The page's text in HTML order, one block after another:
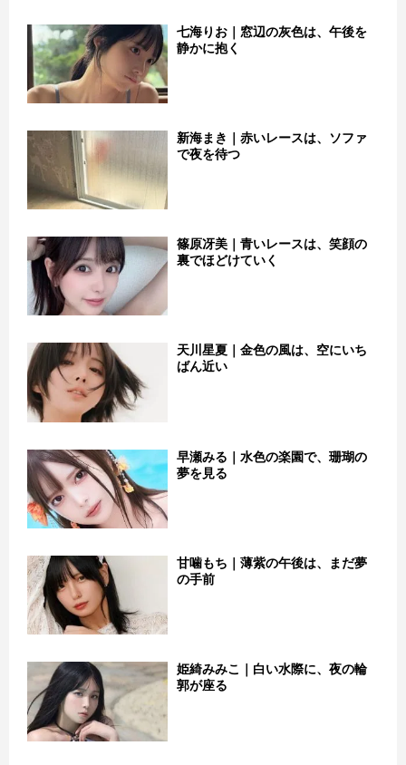
七海りお｜窓辺の灰色は、午後を
静かに抱く
新海まき｜赤いレースは、ソファ
で夜を待つ
篠原冴美｜青いレースは、笑顔の
裏でほどけていく
天川星夏｜金色の風は、空にいち
ばん近い
早瀬みる｜水色の楽園で、珊瑚の
夢を見る
甘噛もち｜薄紫の午後は、まだ夢
の手前
姫綺みみこ｜白い水際に、夜の輪
郭が座る